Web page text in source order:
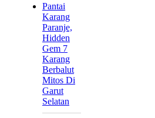
Pantai
Karang
Paranje,
Hidden
Gem 7
Karang
Berbalut
Mitos Di
Garut
Selatan